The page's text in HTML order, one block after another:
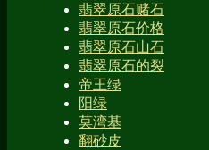
翡翠原石赌石
翡翠原石价格
翡翠原石山石
翡翠原石的裂
帝王绿
阳绿
莫湾基
翻砂皮